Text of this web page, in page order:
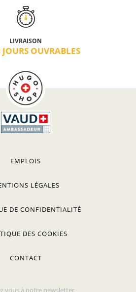
LIVRAISON
JOURS OUVRABLES
EMPLOIS
LÉGALES
DE CONFIDENTIALITÉ
DES COOKIES
CONTACT
vous à notre newsletter